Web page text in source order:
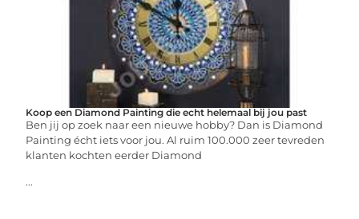
Koop een Diamond Painting die echt helemaal bij jou past
Ben jij op zoek naar een nieuwe hobby? Dan is Diamond
Painting écht iets voor jou. Al ruim 100.000 zeer tevreden
klanten kochten eerder Diamond
...